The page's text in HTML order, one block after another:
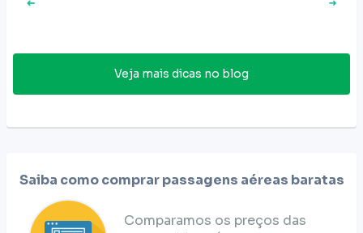
Veja mais dicas no blog
Saiba como comprar passagens aéreas baratas
Comparamos os preços das